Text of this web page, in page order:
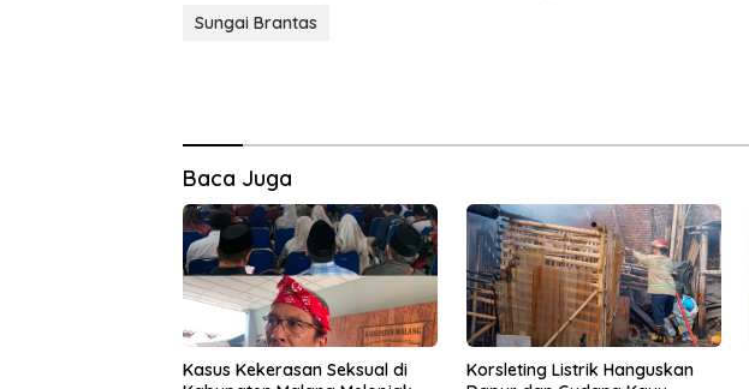
Sungai Brantas
Baca Juga
Kasus Kekerasan Seksual di
Korsleting Listrik Hanguskan